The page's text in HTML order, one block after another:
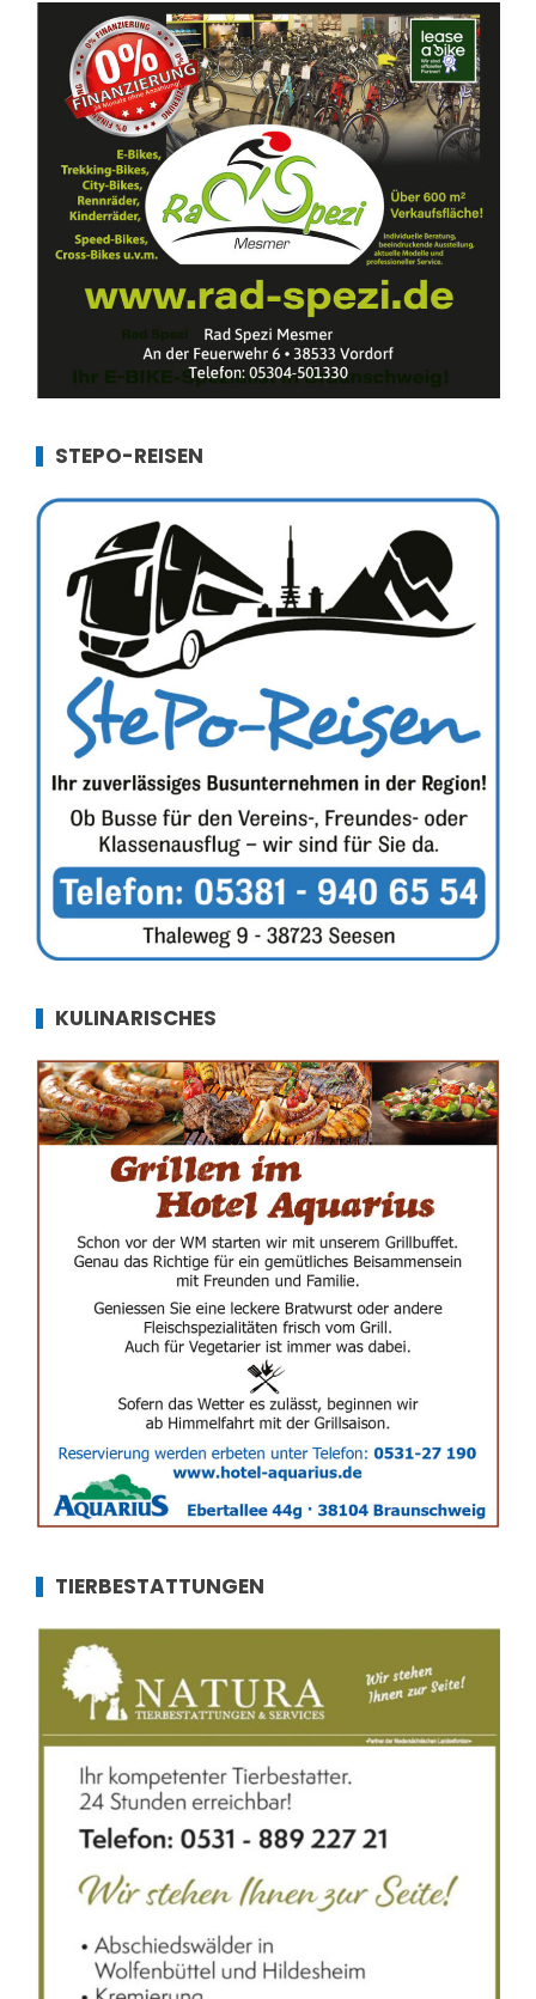
STEPO-REISEN
KULINARISCHES
TIERBESTATTUNGEN